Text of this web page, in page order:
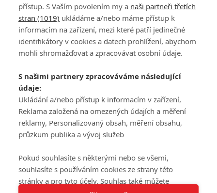
Tato stránka používá soubory cookies.
PŘIHLÁSIT
REGISTROVAT
DISKUZE
Šéfredaktorkou webu jePetr Slavík, e-mailserialy@fandimefilmu.cz
Máte-li zájem o inzerci na našem webu napište nám na e-mail
studio@koncal.com
Ochrana osobních údajů|Zásady používání cookies |Pravidla webu
Upravit nastavení soukromí
přístup. S Vaším povolením my a naši partneři třetích
stran (1019) ukládáme a/nebo máme přístup k
informacím na zařízení, mezi které patří jedinečné
identifikátory v cookies a datech prohlížení, abychom
mohli shromažďovat a zpracovávat osobní údaje.
S našimi partnery zpracováváme následující
údaje:
Ukládání a/nebo přístup k informacím v zařízení,
Reklama založená na omezených údajích a měření
reklamy, Personalizovaný obsah, měření obsahu,
průzkum publika a vývoj služeb
Pokud souhlasíte s některými nebo se všemi,
souhlasíte s používáním cookies ze strany této
stránky a pro tyto účely. Souhlas také můžete